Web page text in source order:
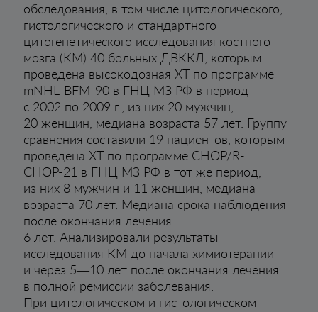
обследования, в том числе цитологического,
гистологического и стандартного
цитогенетического исследования костного
мозга (КМ) 40 больных ДBККЛ, которым
проведена высокодозная ХТ по программе
mNHL-BFM-90 в ГНЦ МЗ РФ в период
с 2002 по 2009 г., из них 20 мужчин,
20 женщин, медиана возраста 57 лет. Группу
сравнения составили 19 пациентов, которым
проведена ХТ по программе СНОР/R-
СНОР-21 в ГНЦ МЗ РФ в тот же период,
из них 8 мужчин и 11 женщин, медиана
возраста 70 лет. Медиана срока наблюдения
после окончания лечения
6 лет. Анализировали результаты
исследования КМ до начала химиотерапии
и через 5—10 лет после окончания лечения
в полной ремиссии заболевания.
При цитологическом и гистологическом